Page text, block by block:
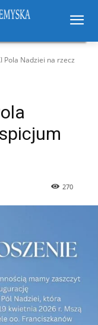
Pola Nadziei na rzecz
270